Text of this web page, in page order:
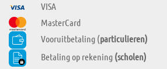
VISA
MasterCard
Vooruitbetaling (particulieren)
Betaling op rekening (scholen)